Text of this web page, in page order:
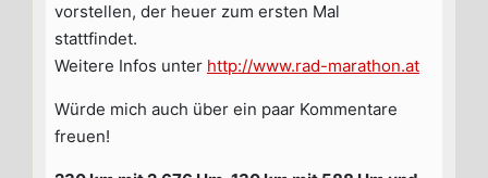
vorstellen, der heuer zum ersten Mal
stattfindet.
Weitere Infos unter http://www.rad-marathon.at
Würde mich auch über ein paar Kommentare
freuen!